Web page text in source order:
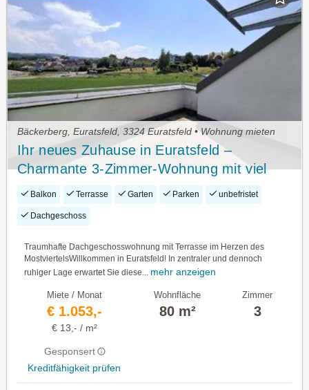
Bäckerberg, Euratsfeld, 3324 Euratsfeld • Wohnung mieten
Ihr neues Zuhause in Euratsfeld –
Charmante 3-Zimmer-Wohnung mit viel
Lebensqualität
Balkon Terrasse Garten Parken unbefristet
Dachgeschoss
Traumhafte Dachgeschosswohnung mit Terrasse im Herzen des
MostviertelsWillkommen in Euratsfeld! In zentraler und dennoch
ruhiger Lage erwartet Sie diese...
mehr anzeigen
Miete / Monat
€ 1.053,-
€ 13,- / m²
Gesponsert
Kreditfähigkeit prüfen
Wohnfläche
80 m²
Zimmer
3